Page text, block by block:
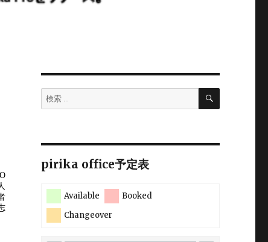
検
索:
検
pirika office予定表
Available
Booked
Changeover